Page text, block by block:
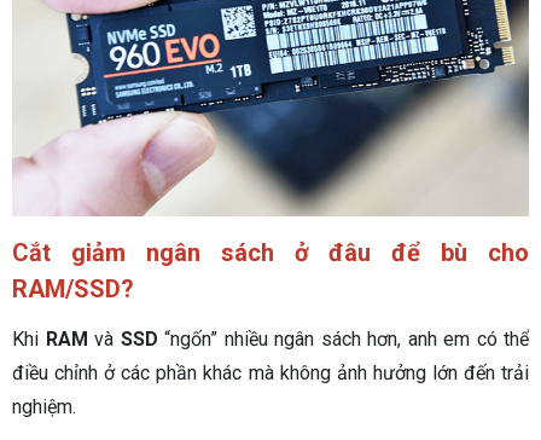
Cắt giảm ngân sách ở đâu để bù cho
RAM/SSD?
Khi RAM và SSD “ngốn” nhiều ngân sách hơn, anh em có thể
điều chỉnh ở các phần khác mà không ảnh hưởng lớn đến trải
nghiệm.